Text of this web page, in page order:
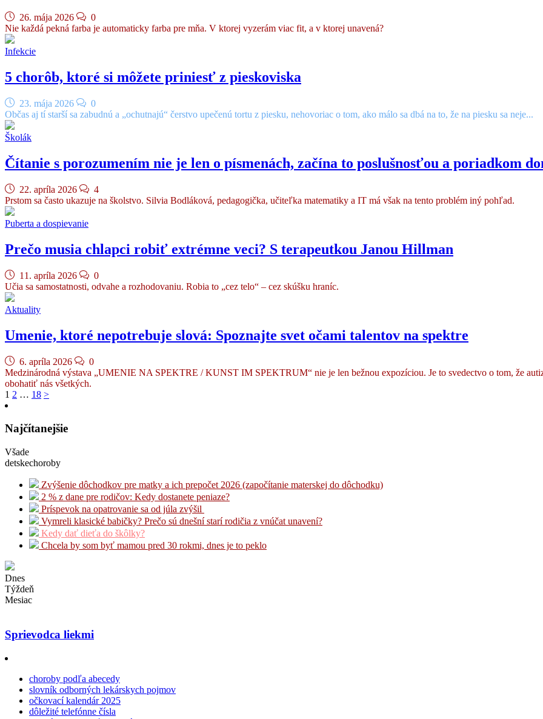
26. mája 2026
0
Nie každá pekná farba je automaticky farba pre mňa. V ktorej vyzerám viac fit, a v ktorej unavená?
Infekcie
5 chorôb, ktoré si môžete priniesť z pieskoviska
23. mája 2026
0
Občas aj tí starší sa zabudnú a „ochutnajú“ čerstvo upečenú tortu z piesku, nehovoriac o tom, ako málo sa dbá na to, že na piesku sa neje...
Školák
Čítanie s porozumením nie je len o písmenách, začína to poslušnosťou a poriadkom
22. apríla 2026
4
Prstom sa často ukazuje na školstvo. Silvia Bodláková, pedagogička, učiteľka matematiky a IT má však na tento problém iný pohľad.
Puberta a dospievanie
Prečo musia chlapci robiť extrémne veci? S terapeutkou Janou Hillman
11. apríla 2026
0
Učia sa samostatnosti, odvahe a rozhodovaniu. Robia to „cez telo“ – cez skúšku hraníc.
Aktuality
Umenie, ktoré nepotrebuje slová: Spoznajte svet očami talentov na spektre
6. apríla 2026
0
Medzinárodná výstava „UMENIE NA SPEKTRE / KUNST IM SPEKTRUM“ nie je len bežnou expozíciou. Je to svedectvo o tom, že
obohatiť nás všetkých.
Navigácia
v
článkoch
1 2 … 18 >
Najčítanejšie
Všade
detskechoroby
Zvýšenie dôchodkov pre matky a ich prepočet 2026 (započítanie materskej do dôchodku)
2 % z dane pre rodičov: Kedy dostanete peniaze?
Príspevok na opatrovanie sa od júla zvýšil
Vymreli klasické babičky? Prečo sú dnešní starí rodičia z vnúčat unavení?
Kedy dať dieťa do škôlky?
Chcela by som byť mamou pred 30 rokmi, dnes je to peklo
Dnes
Týždeň
Mesiac
Sprievodca liekmi
choroby podľa abecedy
slovník odborných lekárskych pojmov
očkovací kalendár 2025
dôležité telefónne čísla